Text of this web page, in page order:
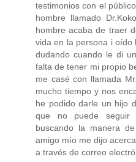
testimonios con el
hombre llamado
hombre acaba de traer
vida en la persona i oído
dudando cuando le di
falta de tener mi propio
me casé con llamada
mucho tiempo y nos
he podido darle un hijo
que no puede seguir
buscando la manera
amigo mío me dijo
a través de correo